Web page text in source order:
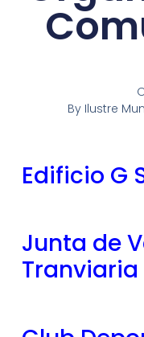
ByIlustre
Edificio G
Junta de
Tranviaria